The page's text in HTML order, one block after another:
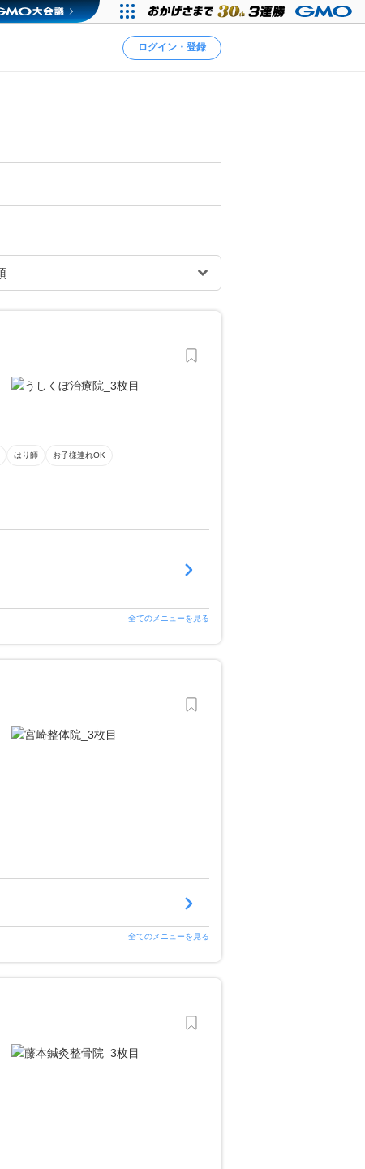
ログイン・登録
はり師 お子様連れOK
全てのメニューを見る
全てのメニューを見る